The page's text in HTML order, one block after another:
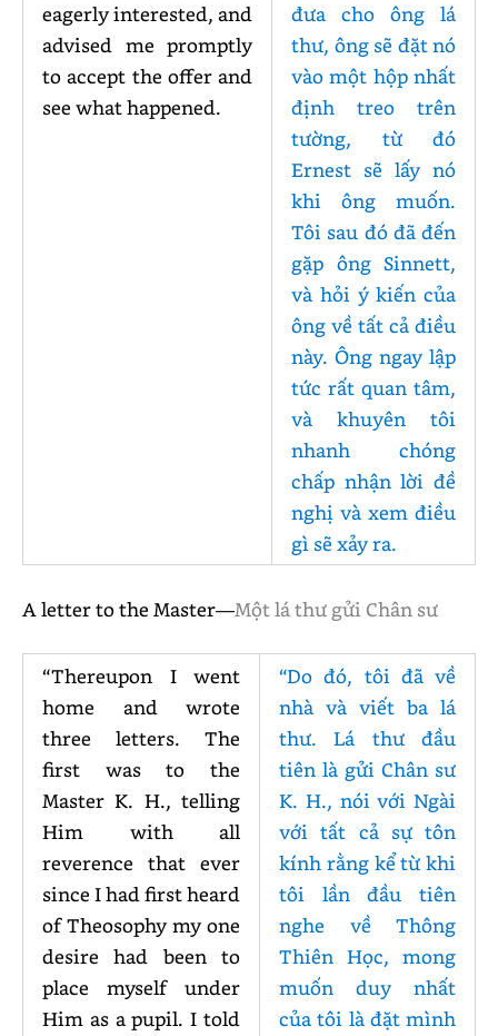
eagerly interested, and
advised me promptly
to accept the offer and
see what happened.
đưa cho ông lá
thư, ông sẽ đặt nó
vào một hộp nhất
định treo trên
tường, từ đó
Ernest sẽ lấy nó
khi ông muốn.
Tôi sau đó đã đến
gặp ông Sinnett,
và hỏi ý kiến của
ông về tất cả điều
này. Ông ngay lập
tức rất quan tâm,
và khuyên tôi
nhanh chóng
chấp nhận lời đề
nghị và xem điều
gì sẽ xảy ra.
A letter to the Master—Một lá thư gửi Chân sư
“Thereupon I went
home and wrote
three letters. The
first was to the
Master K. H., telling
Him with all
reverence that ever
since I had first heard
of Theosophy my one
desire had been to
place myself under
Him as a pupil. I told
“Do đó, tôi đã về
nhà và viết ba lá
thư. Lá thư đầu
tiên là gửi Chân sư
K. H., nói với Ngài
với tất cả sự tôn
kính rằng kể từ khi
tôi lần đầu tiên
nghe về Thông
Thiên Học, mong
muốn duy nhất
của tôi là đặt mình